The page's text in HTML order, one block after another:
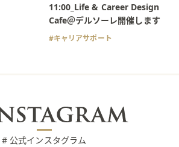
11:00_Life & Career Design
Cafe＠デルソーレ開催します
キャリアサポート
# 公式インスタグラム